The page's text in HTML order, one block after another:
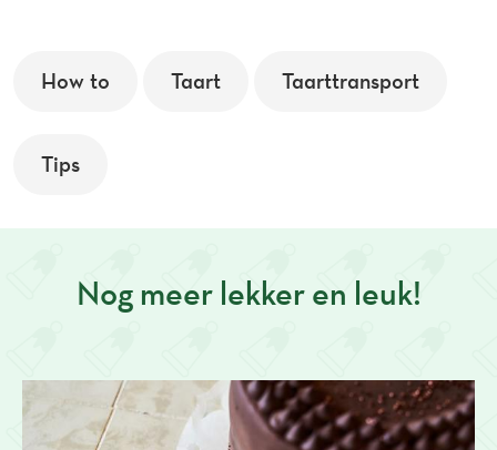
How to Taart Taarttransport
Tips
Nog meer lekker en leuk!